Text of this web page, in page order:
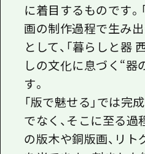
に着目するものです。
画の制作過程で生み
として、「暮らしと器
しの文化に息づく“器
す。
「版で魅せる」では完
でなく、そこに至る
の版木や銅版画、リ